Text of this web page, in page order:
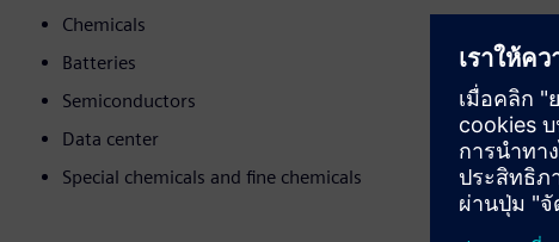
Chemicals
Batteries
Semiconductors
Data center
Special chemicals and fine chemicals